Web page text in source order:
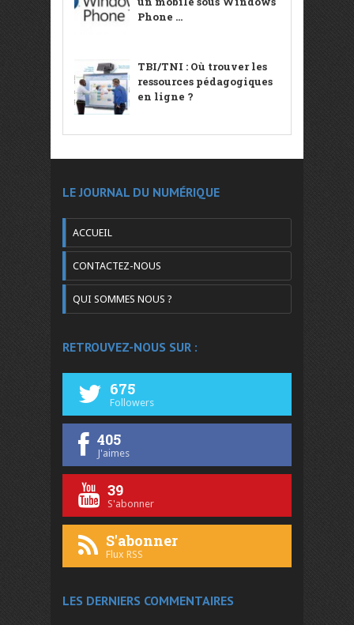
Phone ...
TBI/TNI : Où trouver les
ressources pédagogiques
en ligne ?
LE JOURNAL DU NUMÉRIQUE
ACCUEIL
CONTACTEZ-NOUS
QUI SOMMES NOUS ?
RETROUVEZ-NOUS SUR :
675
Followers
405
J'aimes
39
S'abonner
S'abonner
Flux RSS
LES DERNIERS COMMENTAIRES